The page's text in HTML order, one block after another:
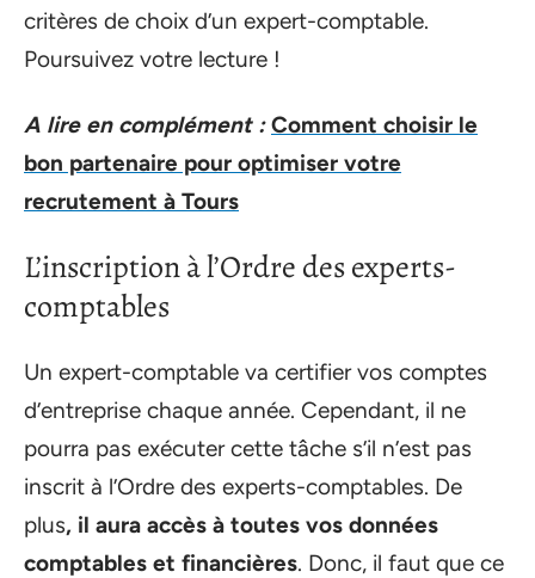
critères de choix d’un expert-comptable.
Poursuivez votre lecture !
A lire en complément : Comment choisir le
bon partenaire pour optimiser votre
recrutement à Tours
L’inscription à l’Ordre des experts-
comptables
Un expert-comptable va certifier vos comptes
d’entreprise chaque année. Cependant, il ne
pourra pas exécuter cette tâche s’il n’est pas
inscrit à l’Ordre des experts-comptables. De
plus, il aura accès à toutes vos données
comptables et financières. Donc, il faut que ce